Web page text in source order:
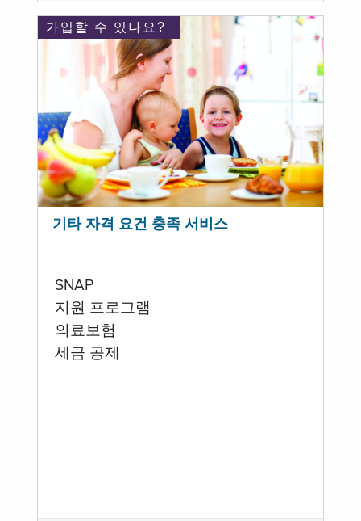
가입할 수 있나요?
기타 자격 요건 충족 서비스
SNAP
지원 프로그램
의료보험
세금 공제